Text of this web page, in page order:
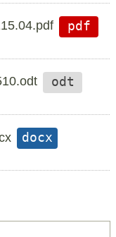
pdf
odt
docx